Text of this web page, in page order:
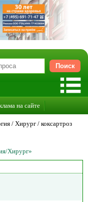
на сайте
/ Хирург / коксартроз
Хирург»